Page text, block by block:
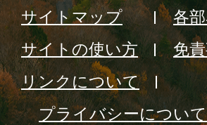
サイトマップ
各
サイトの使い方
免
リンクについて
プライバシーについて